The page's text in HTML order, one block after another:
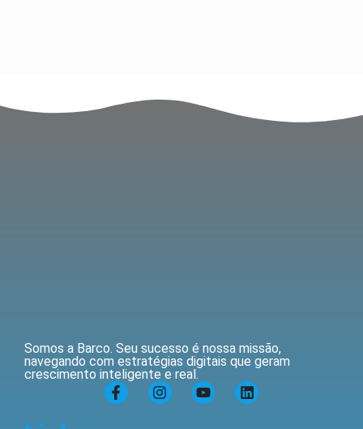
Somos a Barco. Seu sucesso é nossa missão,
navegando com estratégias digitais que geram
crescimento inteligente e real.